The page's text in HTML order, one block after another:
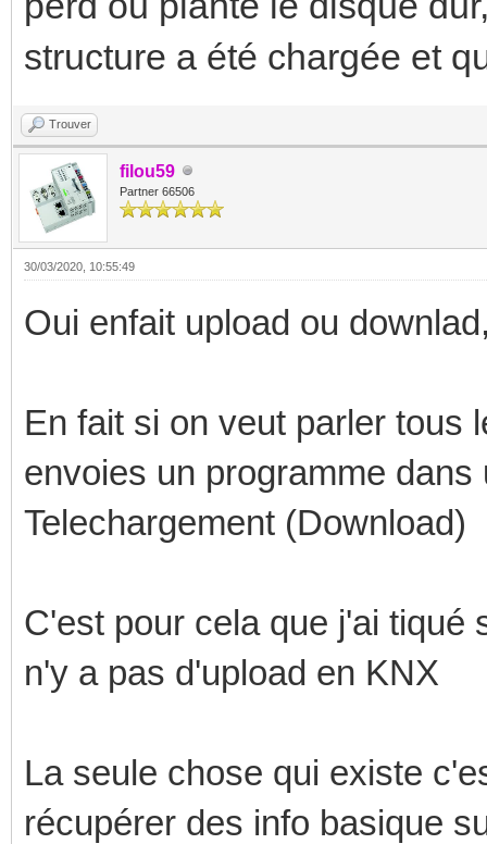
structure a été chargée et
Trouver
filou59
Partner 66506
30/03/2020, 10:55:49
Oui enfait upload ou
En fait si on veut parler tous
envoies un programme
Telechargement (Download)
C'est pour cela que j'ai tiqué
n'y a pas d'upload en KNX
La seule chose qui existe
récupérer des info basique